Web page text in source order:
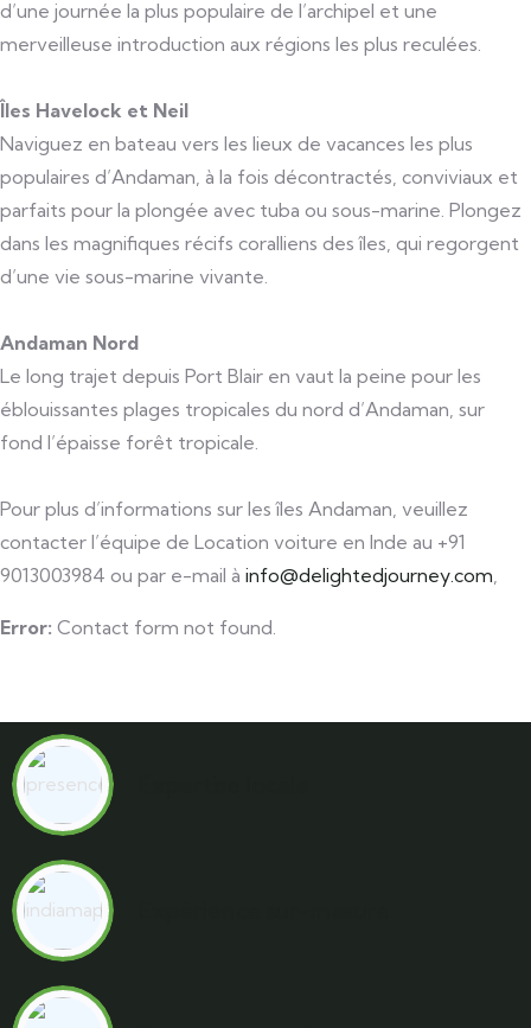
d’une journée la plus populaire de l’archipel et une
merveilleuse introduction aux régions les plus reculées.
Îles Havelock et Neil
Naviguez en bateau vers les lieux de vacances les plus
populaires d’Andaman, à la fois décontractés, conviviaux et
parfaits pour la plongée avec tuba ou sous-marine. Plongez
dans les magnifiques récifs coralliens des îles, qui regorgent
d’une vie sous-marine vivante.
Andaman Nord
Le long trajet depuis Port Blair en vaut la peine pour les
éblouissantes plages tropicales du nord d’Andaman, sur
fond l’épaisse forêt tropicale.
Pour plus d’informations sur les îles Andaman, veuillez
contacter l’équipe de Location voiture en Inde au +91
9013003984 ou par e-mail à info@delightedjourney.com,
Error: Contact form not found.